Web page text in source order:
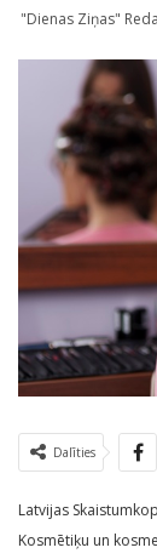
"Dienas Ziņas"
Dalīties
Latvijas
Kosmētiķu un